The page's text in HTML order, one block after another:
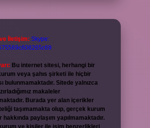
İletişim: Skype:
Bu internet sitesi, herhangi bir
veya şahıs şirketi ile hiçbir
bulunmamaktadır. Sitede yalnızca
makaleler
Burada yer alan içerikler
taşımamakta olup, gerçek kurum
paylaşım yapılmamaktadır.
ve kişiler ile isim benzerlikleri